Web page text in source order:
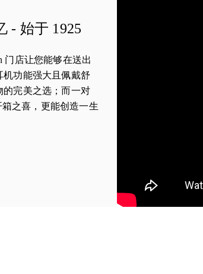
- 始于 1925
门店让您能够在送出
功能强大且佩戴舒
的完美之选；而一对
之喜，更能创造一生